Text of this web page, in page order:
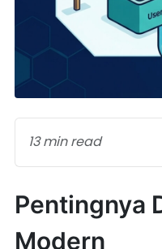
13 min read
Pentingnya
Modern